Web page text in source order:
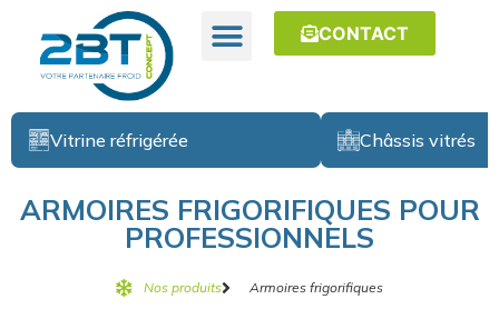
CONTACT
Vitrine réfrigérée Châssis vitrés
ARMOIRES FRIGORIFIQUES POUR
PROFESSIONNELS
Nos produits Armoires frigorifiques